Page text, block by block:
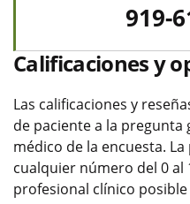
919-
Calificaciones y
Las calificaciones y
de paciente a la pregunta
médico de la encuesta.
cualquier número del 0 al
profesional clínico